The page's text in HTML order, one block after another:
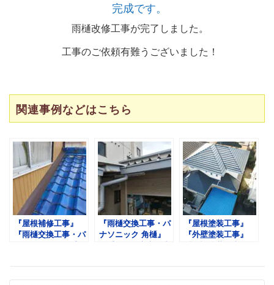
完成です。
雨樋改修工事が完了しました。
工事のご依頼有難うございました！
関連事例などはこちら
『屋根補修工事』
『雨樋交換工事・パ
『雨樋交換工事・パ
ナソニック 角樋』
『屋根塗装工事』
『外壁塗装工事』